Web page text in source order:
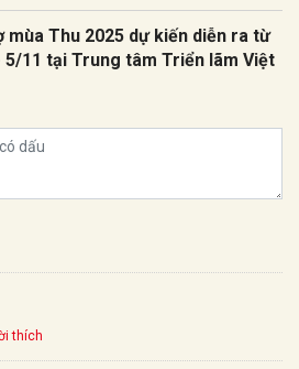
mùa Thu 2025 dự kiến diễn ra từ
5/11 tại Trung tâm Triển lãm Việt
thích